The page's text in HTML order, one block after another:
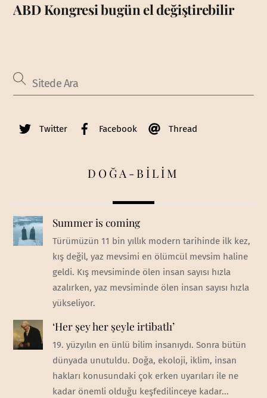
ABD Kongresi bugün el değiştirebilir
Twitter Facebook Thread
DOĞA-BİLİM
Summer is coming
Türümüzün 11 bin yıllık modern tarihinde ilk kez,
kış değil, yaz mevsimi en ölümcül mevsim haline
geldi. Kış mevsiminde ölen insan sayısı hızla
azalırken, yaz mevsiminde ölen insan sayısı hızla
yükseliyor.
‘Her şey her şeyle irtibatlı’
19. yüzyılın en ünlü bilim insanıydı. Sonra bütün
dünyada unutuldu. Doğa, ekoloji, iklim, insan
hakları konusundaki çok erken uyarıları ile ne
kadar önemli olduğu keşfedilinceye kadar...